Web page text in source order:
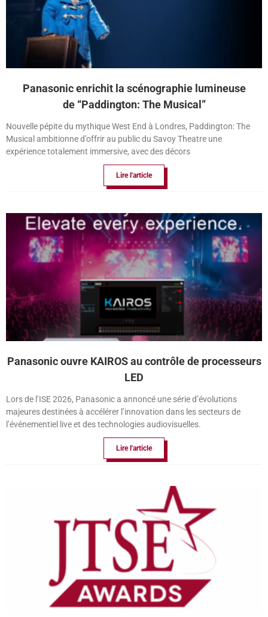
Panasonic enrichit la scénographie lumineuse
de “Paddington: The Musical”
Nouvelle pépite du mythique West End à Londres, Paddington: The
Musical ambitionne d’offrir au public du Savoy Theatre une
expérience totalement immersive, avec des décors
Lire l'article
Panasonic ouvre KAIROS au contrôle de processeurs
LED
Lors de l’ISE 2026, Panasonic a annoncé une série d’évolutions
majeures destinées à accélérer l’innovation dans les secteurs de
l’événementiel live et des technologies audiovisuelles.
Lire l'article